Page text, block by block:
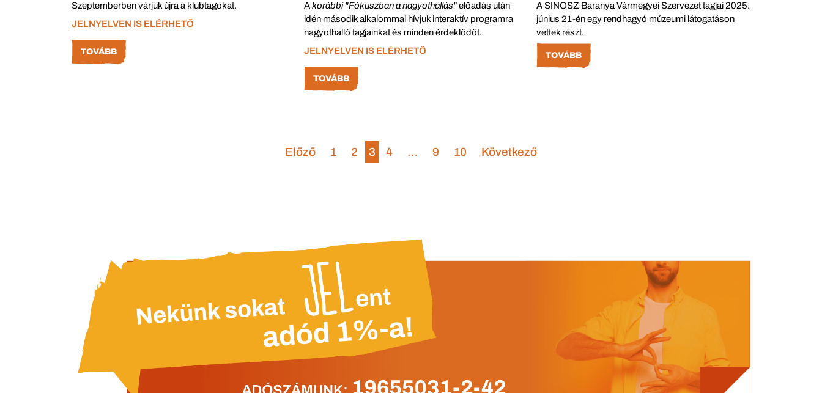
Szeptemberben várjuk újra a klubtagokat.
JELNYELVEN IS ELÉRHETŐ
TOVÁBB
Akorábbi "Fókuszban a nagyothallás"előadás után
idén második alkalommal hívjuk interaktív programra
nagyothalló tagjainkat és minden érdeklődőt.
JELNYELVEN IS ELÉRHETŐ
TOVÁBB
A SINOSZ Baranya Vármegyei Szervezet tagjai 2025.
június 21-én egy rendhagyó múzeumi látogatáson
vettek részt.
TOVÁBB
Előző 1 2 3 4 … 9 10 Következő